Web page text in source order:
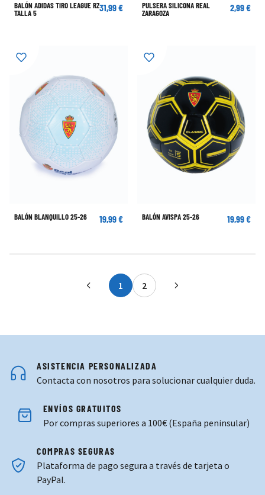
BALÓN ADIDAS TIRO LEAGUE RZ
TALLA 5
31,99 €
PULSERA SILICONA REAL
ZARAGOZA
2,99 €
BALÓN BLANQUILLO 25-26 19,99 € BALÓN AVISPA 25-26 19,99 €
Actualmente estás leyendo página
1
Página
2
ASISTENCIA PERSONALIZADA
Contacta con nosotros para solucionar cualquier duda.
ENVÍOS GRATUITOS
Por compras superiores a 100€ (España peninsular)
COMPRAS SEGURAS
Plataforma de pago segura a través de tarjeta o
PayPal.